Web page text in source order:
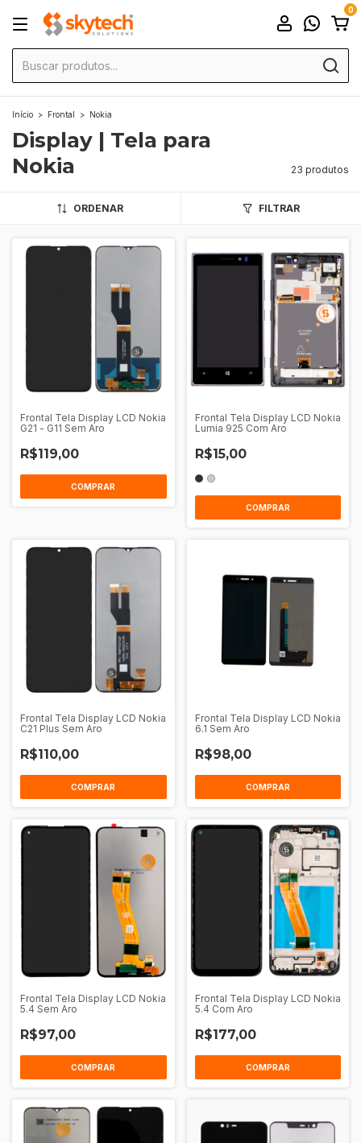
0
Início > Frontal > Nokia
Display | Tela para
Nokia
23 produtos
ORDENAR FILTRAR
Frontal Tela Display LCD Nokia
G21 - G11 Sem Aro
R$119,00
COMPRAR
Frontal Tela Display LCD Nokia
Lumia 925 Com Aro
R$15,00
COMPRAR
Frontal Tela Display LCD Nokia
C21 Plus Sem Aro
R$110,00
COMPRAR
Frontal Tela Display LCD Nokia
6.1 Sem Aro
R$98,00
COMPRAR
Frontal Tela Display LCD Nokia
5.4 Sem Aro
R$97,00
COMPRAR
Frontal Tela Display LCD Nokia
5.4 Com Aro
R$177,00
COMPRAR